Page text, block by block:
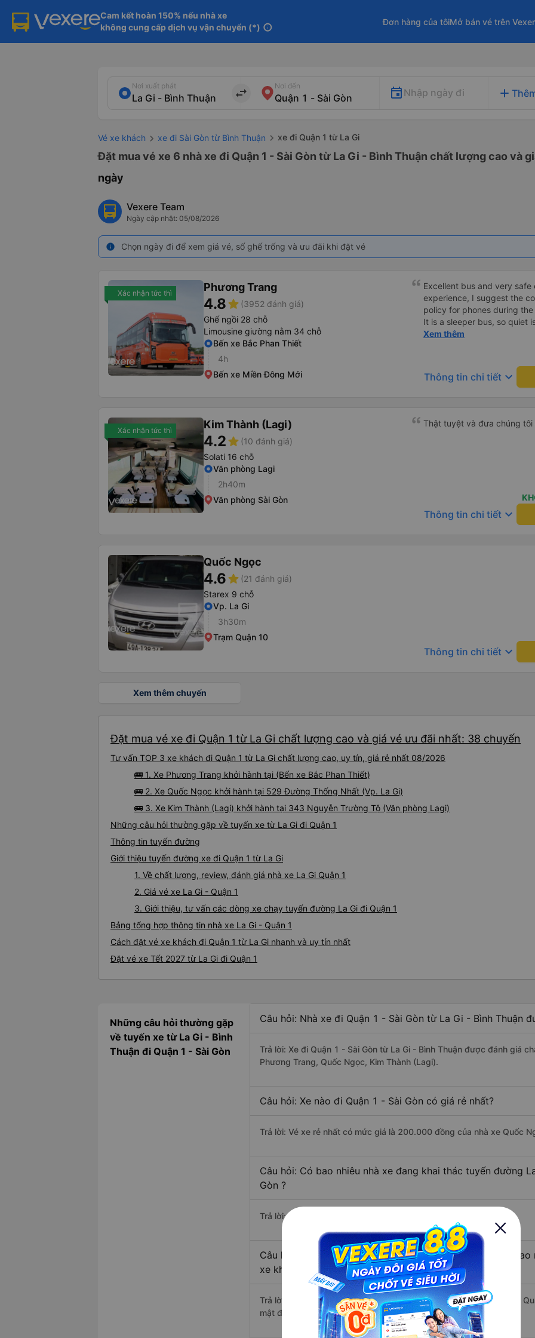
Cam kết hoàn 150% nếu nhà xe
không cung cấp dịch vụ vận chuyển (*) info
Đơn hàng của tôiMở bán vé trên
Nơi xuất phát
import_export
Nơi đến
Nhập ngày đi add
Vé xe khách xe đi Sài Gòn từ Bình Thuận xe đi Quận 1 từ La Gi
Đặt mua vé xe 6 nhà xe đi Quận 1 - Sài Gòn từ La Gi - Bình Thuận chất lượng cao và
ngày
Vexere Team
Ngày cập nhật: 05/08/2026
info Chọn ngày đi để xem giá vé, số ghế trống và ưu đãi khi đặt vé
Xác nhận tức thì Phương Trang
4.8star (3952 đánh giá)
Ghế ngồi 28 chỗ
Limousine giường nằm 34 chỗ
Bến xe Bắc Phan Thiết
4h
Bến xe Miền Đông Mới
Excellent bus and very
experience, I suggest the
policy for phones during
It is a sleeper bus, so quiet
Wi-Fi password clearly
hơn, tôi góp ý nhà xe nên
lặng (tắt âm thanh điện
Tôi vẫn sẽ tiếp tục ủng hộ
Xem thêm
Thông tin chi tiết keyboard_arrow_down
Xác nhận tức thì Kim Thành (Lagi)
4.2star (10 đánh giá)
Solati 16 chỗ
Văn phòng Lagi
2h40m
Văn phòng Sài Gòn
Thật tuyệt và đưa chúng tôi
Thông tin chi tiết keyboard_arrow_down
Quốc Ngọc
4.6star (21 đánh giá)
Starex 9 chỗ
Vp. La Gi
3h30m
Trạm Quận 10
Thông tin chi tiết keyboard_arrow_down
Xem thêm chuyến
Đặt mua vé xe đi Quận 1 từ La Gi chất lượng cao và giá vé ưu đãi nhất: 38 chuyến
Tư vấn TOP 3 xe khách đi Quận 1 từ La Gi chất lượng cao, uy tín, giá rẻ nhất 08/2026
🚌 1. Xe Phương Trang khởi hành tại (Bến xe Bắc Phan Thiết)
🚌 2. Xe Quốc Ngọc khởi hành tại 529 Đường Thống Nhất (Vp. La Gi)
🚌 3. Xe Kim Thành (Lagi) khởi hành tại 343 Nguyễn Trường Tộ (Văn phòng Lagi)
Những câu hỏi thường gặp về tuyến xe từ La Gi đi Quận 1
Thông tin tuyến đường
Giới thiệu tuyến đường xe đi Quận 1 từ La Gi
1. Về chất lượng, review, đánh giá nhà xe La Gi Quận 1
2. Giá vé xe La Gi - Quận 1
3. Giới thiệu, tư vấn các dòng xe chạy tuyến đường La Gi đi Quận 1
Bảng tổng hợp thông tin nhà xe La Gi - Quận 1
Cách đặt vé xe khách đi Quận 1 từ La Gi nhanh và uy tín nhất
Đặt vé xe Tết 2027 từ La Gi đi Quận 1
Những câu hỏi thường gặp
về tuyến xe từ La Gi - Bình
Thuận đi Quận 1 - Sài Gòn
Câu hỏi: Nhà xe đi Quận 1 - Sài Gòn từ La Gi - Bình Thuận
Trả lời: Xe đi Quận 1 - Sài Gòn từ La Gi - Bình Thuận được đánh giá
Phương Trang, Quốc Ngọc, Kim Thành (Lagi).
Câu hỏi: Xe nào đi Quận 1 - Sài Gòn có giá rẻ nhất?
Trả lời: Vé xe rẻ nhất có mức giá là 200.000 đồng của nhà xe Quốc
Câu hỏi: Có bao nhiêu nhà xe đang khai thác tuyến đường
Gòn ?
Trả lời: Hiện tại có 3 nhà xe khai thác tuyến đường.
Câu hỏi: Từ La Gi - Bình Thuận đi Quận 1 - Sài Gòn mất
xe khách?
Trả lời: Thời gian di chuyển bằng xe khách từ La Gi - Bình Thuận đi
mật độ giao thông thuận lợi.